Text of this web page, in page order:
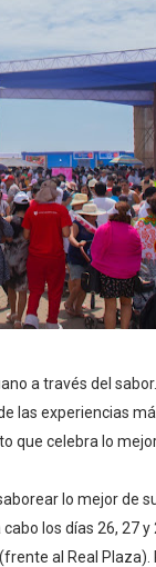
usuarios
el impulso
EL PELIGRO DE
PLAZO PARA
Académica
del
del OSIPTEL
a
JURAMENTO
a través del
las experiencias
que celebra lo
lo mejor de
los días 26, 27
al Real